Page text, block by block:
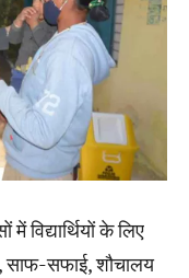
विद्यार्थियों के लिए
साफ-सफाई, शौचालय